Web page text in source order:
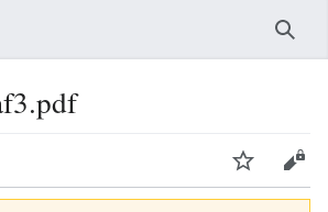
Suivre